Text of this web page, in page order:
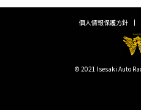
個人情報保護方針
© 2021 Isesaki Auto